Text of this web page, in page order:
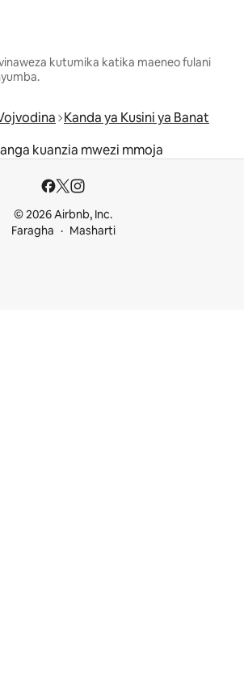
kutumika katika maeneo fulani
Kanda ya Kusini ya Banat
kuanzia mwezi mmoja
© 2026 Airbnb, Inc.
Faragha
Masharti